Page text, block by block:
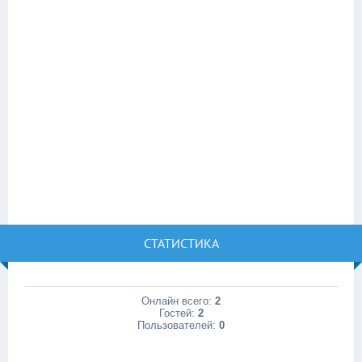
СТАТИСТИКА
Онлайн всего: 2
Гостей: 2
Пользователей: 0